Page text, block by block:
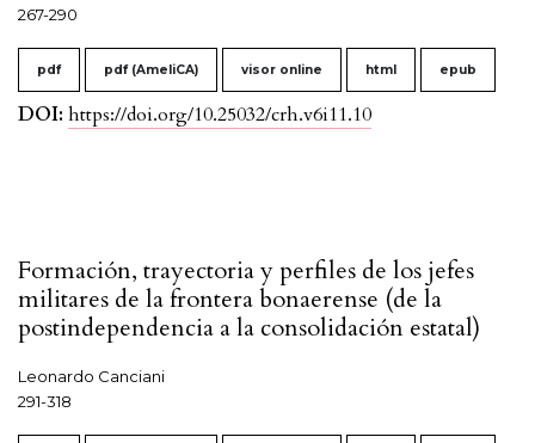
267-290
pdf pdf (AmeliCA) visor online html epub
DOI: https://doi.org/10.25032/crh.v6i11.10
Formación, trayectoria y perfiles de los jefes
militares de la frontera bonaerense (de la
postindependencia a la consolidación estatal)
Leonardo Canciani
291-318